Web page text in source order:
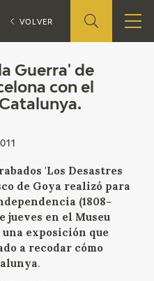
Guerra' de
con el
'Los Desastres
de Goya realizó para
(1808-
jueves en el Museu
una exposición que
a recodar cómo
.
EXPOSICIONES 'Los
VOLVER